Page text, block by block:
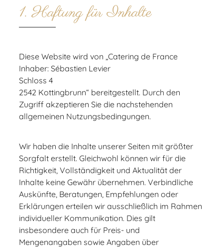
1. Haftung für Inhalte
Diese Website wird von „Catering de France
Inhaber: Sébastien Levier
Schloss 4
2542 Kottingbrunn“ bereitgestellt. Durch den
Zugriff akzeptieren Sie die nachstehenden
allgemeinen Nutzungsbedingungen.
Wir haben die Inhalte unserer Seiten mit größter
Sorgfalt erstellt. Gleichwohl können wir für die
Richtigkeit, Vollständigkeit und Aktualität der
Inhalte keine Gewähr übernehmen. Verbindliche
Auskünfte, Beratungen, Empfehlungen oder
Erklärungen erteilen wir ausschließlich im Rahmen
individueller Kommunikation. Dies gilt
insbesondere auch für Preis- und
Mengenangaben sowie Angaben über